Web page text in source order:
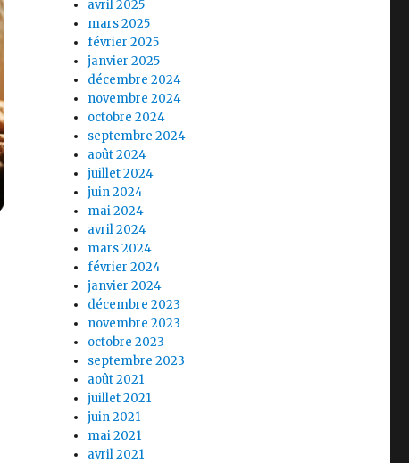
avril 2025
mars 2025
février 2025
janvier 2025
décembre 2024
novembre 2024
octobre 2024
septembre 2024
août 2024
juillet 2024
juin 2024
mai 2024
avril 2024
mars 2024
février 2024
janvier 2024
décembre 2023
novembre 2023
octobre 2023
septembre 2023
août 2021
juillet 2021
juin 2021
mai 2021
avril 2021